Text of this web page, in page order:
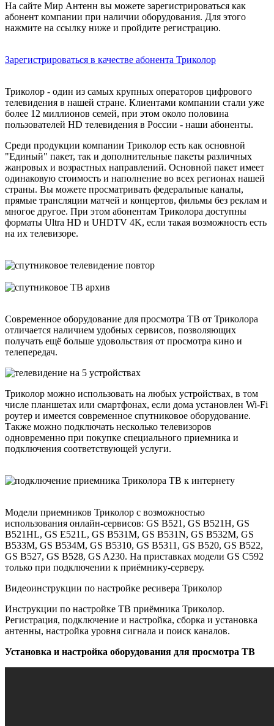
На сайте Мир Антенн вы можете зарегистрироваться как
абонент компании при наличии оборудования. Для этого
нажмите на ссылку ниже и пройдите регистрацию.
Зарегистрироваться в качестве абонента Триколор
Триколор - один из самых крупных операторов цифрового
телевидения в нашей стране. Клиентами компании стали уже
более 12 миллионов семей, при этом около половина
пользователей HD телевидения в России - наши абоненты.
Среди продукции компании Триколор есть как основной
"Единый" пакет, так и дополнительные пакеты различных
жанровых и возрастных направлений. Основной пакет имеет
одинаковую стоимость и наполнение во всех регионах нашей
страны. Вы можете просматривать федеральные каналы,
прямые трансляции матчей и концертов, фильмы без реклам и
многое другое. При этом абонентам Триколора доступны
форматы Ultra HD и UHDTV 4K, если такая возможность есть
на их телевизоре.
Современное оборудование для просмотра ТВ от Триколора
отличается наличием удобных сервисов, позволяющих
получать ещё больше удовольствия от просмотра кино и
телепередач.
Триколор можно использовать на любых устройствах, в том
числе планшетах или смартфонах, если дома установлен Wi-Fi
роутер и имеется современное спутниковое оборудование.
Также можно подключать несколько телевизоров
одновременно при покупке специального приемника и
подключения соответствующей услуги.
Модели приемников Триколор с возможностью
использования онлайн-сервисов: GS B521, GS B521H, GS
B521HL, GS Е521L, GS B531M, GS B531N, GS B532M, GS
B533M, GS B534M, GS B5310, GS B5311, GS B520, GS B522,
GS B527, GS B528, GS A230. На приставках модели GS C592
только при подключении к приёмнику-серверу.
Видеоинструкции по настройке ресивера Триколор
Инструкции по настройке ТВ приёмника Триколор.
Регистрация, подключение и настройка, сборка и установка
антенны, настройка уровня сигнала и поиск каналов.
Установка и настройка оборудования для просмотра ТВ